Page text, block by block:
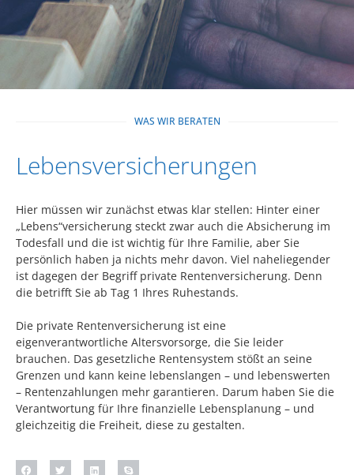
WAS WIR BERATEN
Lebensversicherungen
Hier müssen wir zunächst etwas klar stellen: Hinter einer
„Lebens“versicherung steckt zwar auch die Absicherung im
Todesfall und die ist wichtig für Ihre Familie, aber Sie
persönlich haben ja nichts mehr davon. Viel naheliegender
ist dagegen der Begriff private Rentenversicherung. Denn
die betrifft Sie ab Tag 1 Ihres Ruhestands.
Die private Rentenversicherung ist eine
eigenverantwortliche Altersvorsorge, die Sie leider
brauchen. Das gesetzliche Rentensystem stößt an seine
Grenzen und kann keine lebenslangen – und lebenswerten
– Rentenzahlungen mehr garantieren. Darum haben Sie die
Verantwortung für Ihre finanzielle Lebensplanung – und
gleichzeitig die Freiheit, diese zu gestalten.